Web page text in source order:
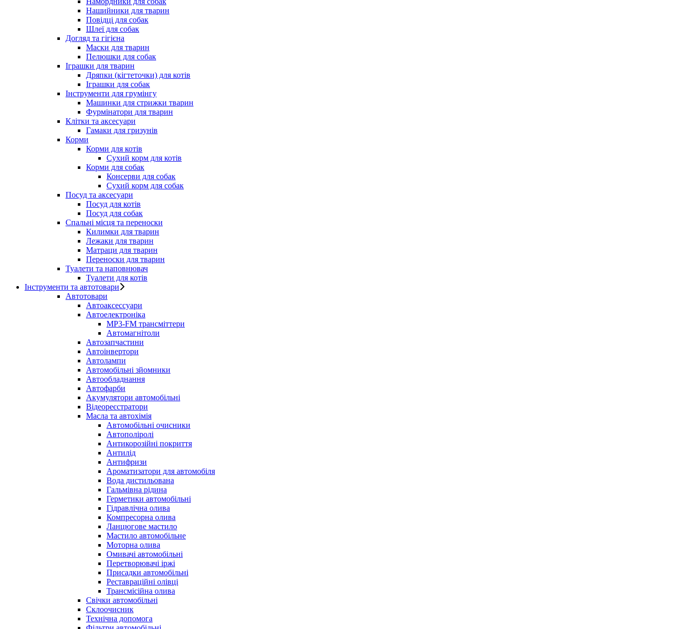
Нашийники для тварин
Повідці для собак
Шлеї для собак
Догляд та гігієна
Маски для тварин
Пелюшки для собак
Іграшки для тварин
Дряпки (кігтеточки) для котів
Іграшки для собак
Інструменти для грумінгу
Машинки для стрижки тварин
Фурмінатори для тварин
Клітки та аксесуари
Гамаки для гризунів
Корми
Корми для котів
Сухий корм для котів
Корми для собак
Консерви для собак
Сухий корм для собак
Посуд та аксесуари
Посуд для котів
Посуд для собак
Спальні місця та переноски
Килимки для тварин
Лежаки для тварин
Матраци для тварин
Переноски для тварин
Туалети та наповнювач
Туалети для котів
Інструменти та автотовари
Автотовари
Автоаксессуари
Автоелектроніка
MP3-FM трансміттери
Автомагнітоли
Автозапчастини
Автоінвертори
Автолампи
Автомобільні зйомники
Автообладнання
Автофарби
Акумулятори автомобільні
Відеореєстратори
Масла та автохімія
Автомобільні очисники
Автополіролі
Антикорозійні покриття
Антилід
Антифризи
Ароматизатори для автомобіля
Вода дистильована
Гальмівна рідина
Герметики автомобільні
Гідравлічна олива
Компресорна олива
Ланцюгове мастило
Мастило автомобільне
Моторна олива
Омивачі автомобільні
Перетворювачі іржі
Присадки автомобільні
Реставраційні олівці
Трансмісійна олива
Свічки автомобільні
Склоочисник
Технічна допомога